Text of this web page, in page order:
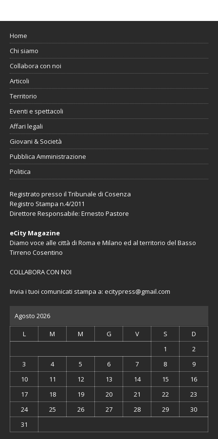
Home
Chi siamo
Collabora con noi
Articoli
Territorio
Eventi e spettacoli
Affari legali
Giovani & Società
Pubblica Amministrazione
Politica
Registrato presso il Tribunale di Cosenza
Registro Stampa n.4/2011
Direttore Responsabile: Ernesto Pastore
eCity Magazine
Diamo voce alle città di Roma e Milano ed al territorio del Basso
Tirreno Cosentino
COLLABORA CON NOI
Invia i tuoi comunicati stampa a: ecitypress@gmail.com
Agosto 2026
L M M G V S
D
1
2
3
4 5 6 7 8
9
10
11 12 13 14 15
16
17
18 19 20 21 22
23
24
25 26 27 28 29
30
31